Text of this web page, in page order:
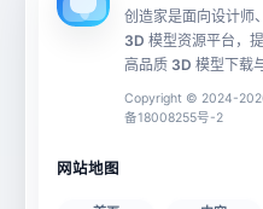
创造家是面向设计师
3D 模型资源平台，
高品质 3D 模型下载
Copyright © 2024-
备18008255号-2
网站地图